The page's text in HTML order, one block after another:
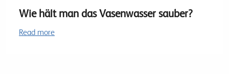
Wie hält man das Vasenwasser sauber?
Read more